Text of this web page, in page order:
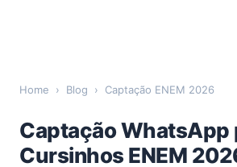
Home › Blog › Captação ENEM 2026
Captação WhatsApp
Cursinhos ENEM